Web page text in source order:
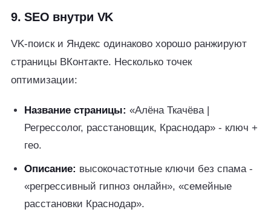
9. SEO внутри VK
VK-поиск и Яндекс одинаково хорошо ранжируют
страницы ВКонтакте. Несколько точек
оптимизации:
Название страницы: «Алёна Ткачёва |
Регрессолог, расстановщик, Краснодар» - ключ +
гео.
Описание: высокочастотные ключи без спама -
«регрессивный гипноз онлайн», «семейные
расстановки Краснодар».